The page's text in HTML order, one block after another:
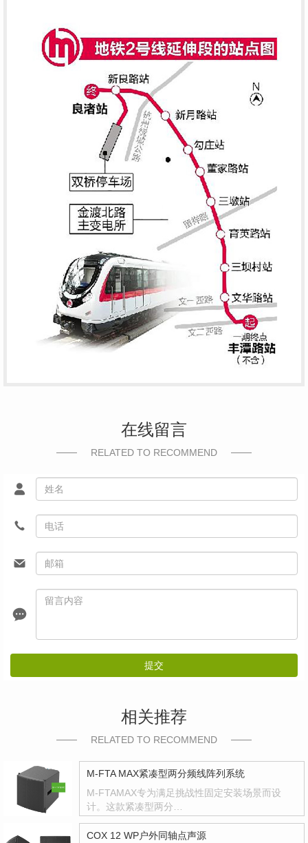
在线留言
RELATED TO RECOMMEND
提交
相关推荐
RELATED TO RECOMMEND
M-FTA MAX紧凑型两分频线阵列系统
M-FTAMAX专为满足挑战性固定安装场景而设
计。这款紧凑型两分…
COX 12 WP户外同轴点声源